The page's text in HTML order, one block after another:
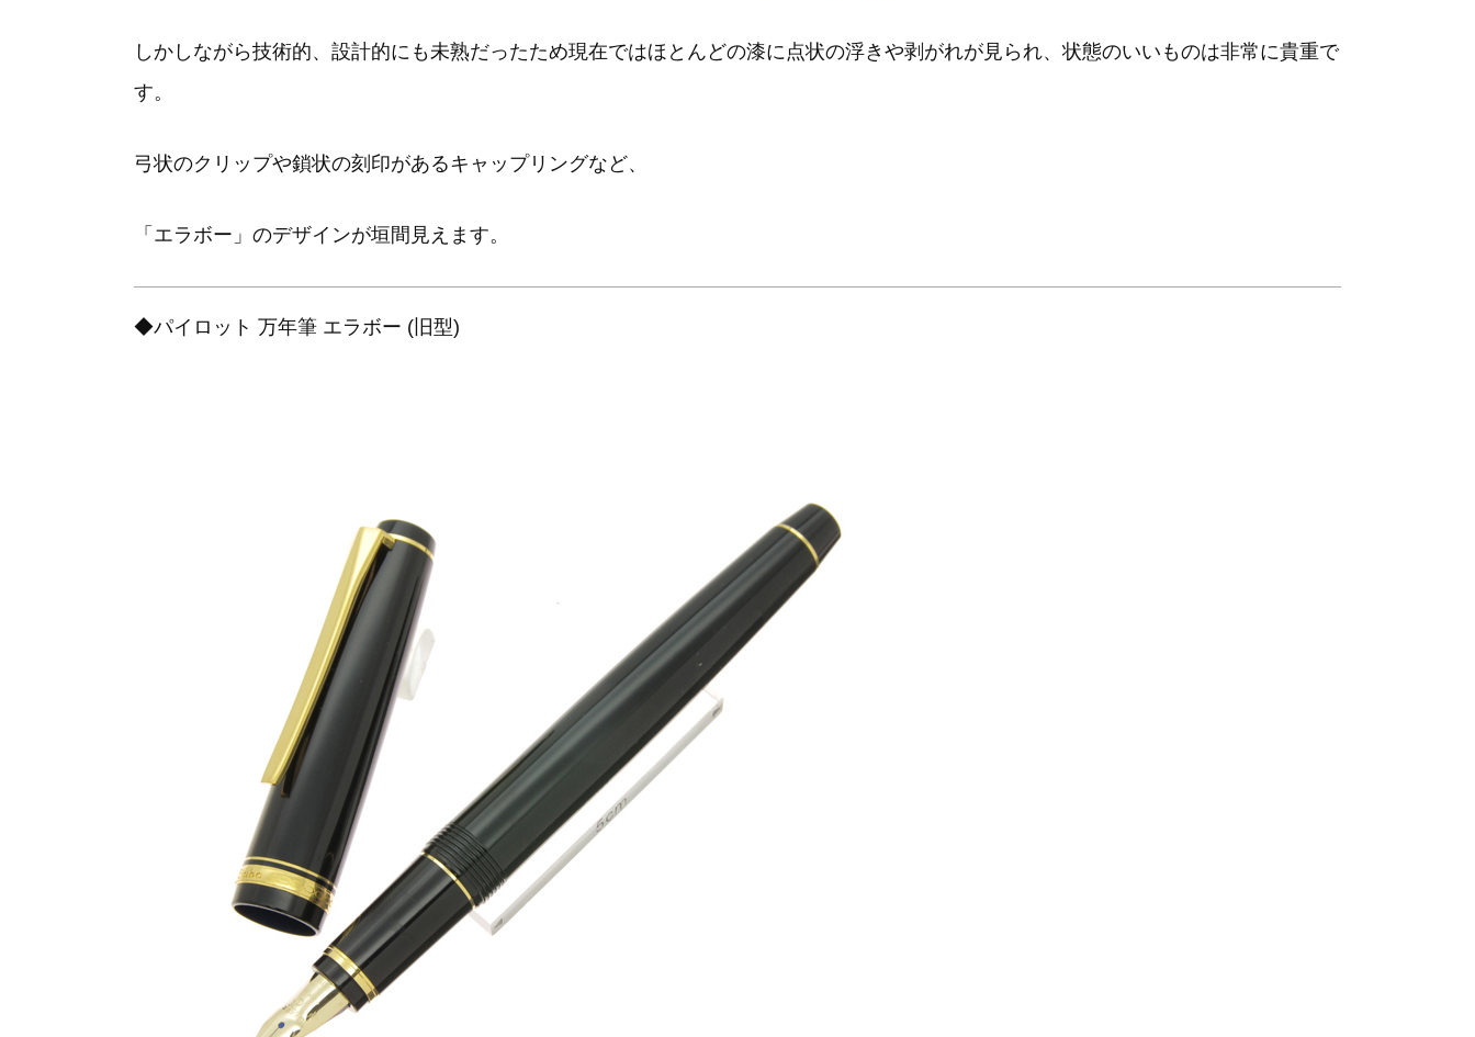
しかしながら技術的、設計的にも未熟だったため現在ではほとんどの漆に点状の浮きや剥がれが見られ、状態のいいものは非常に貴重で
す。
弓状のクリップや鎖状の刻印があるキャップリングなど、
「エラボー」のデザインが垣間見えます。
◆パイロット 万年筆 エラボー (旧型)